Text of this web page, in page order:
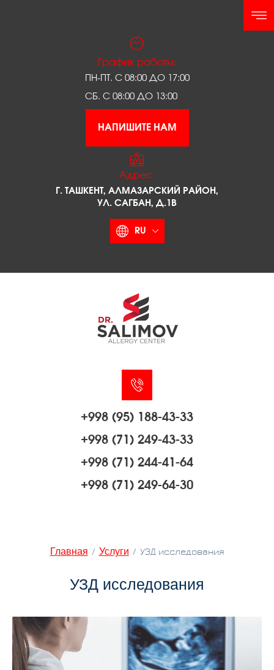
График работы:
ПН-ПТ. С 08:00 ДО 17:00
СБ. С 08:00 ДО 13:00
НАПИШИТЕ НАМ
Адрес:
Г. ТАШКЕНТ, АЛМАЗАРСКИЙ РАЙОН,
УЛ. САГБАН, Д.1В
RU
+998 (95) 188-43-33
+998 (71) 249-43-33
+998 (71) 244-41-64
+998 (71) 249-64-30
Главная / Услуги / УЗД исследования
УЗД исследования